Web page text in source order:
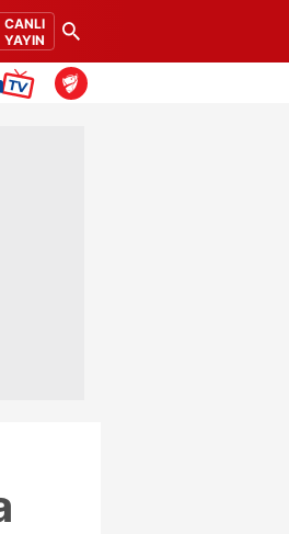
CANLI
YAYIN